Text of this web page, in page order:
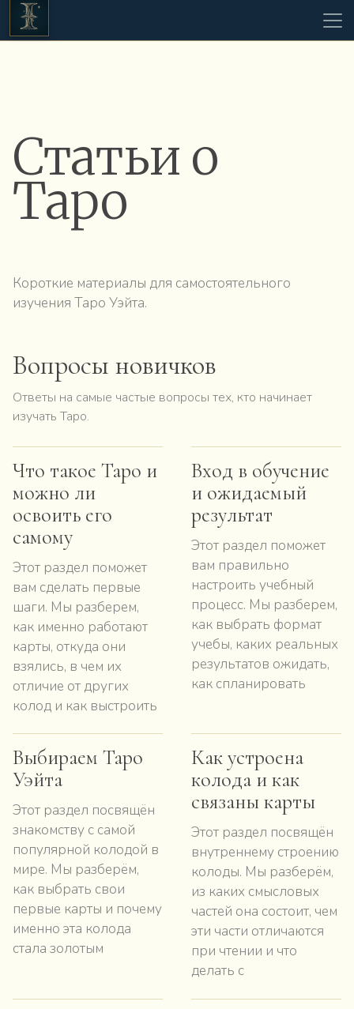
Статьи о
Таро
Короткие материалы для самостоятельного
изучения Таро Уэйта.
Вопросы новичков
Ответы на самые частые вопросы тех, кто начинает
изучать Таро.
Что такое Таро и
можно ли
освоить его
самому
Этот раздел поможет
вам сделать первые
шаги. Мы разберем,
как именно работают
карты, откуда они
взялись, в чем их
отличие от других
колод и как выстроить
Вход в обучение
и ожидаемый
результат
Этот раздел поможет
вам правильно
настроить учебный
процесс. Мы разберем,
как выбрать формат
учебы, каких реальных
результатов ожидать,
как спланировать
Выбираем Таро
Уэйта
Этот раздел посвящён
знакомству с самой
популярной колодой в
мире. Мы разберём,
как выбрать свои
первые карты и почему
именно эта колода
стала золотым
Как устроена
колода и как
связаны карты
Этот раздел посвящён
внутреннему строению
колоды. Мы разберём,
из каких смысловых
частей она состоит, чем
эти части отличаются
при чтении и что
делать с